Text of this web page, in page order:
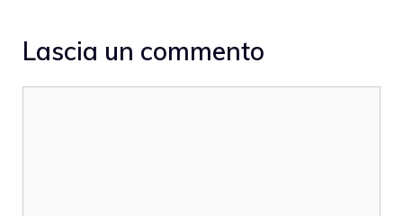
Lascia un commento